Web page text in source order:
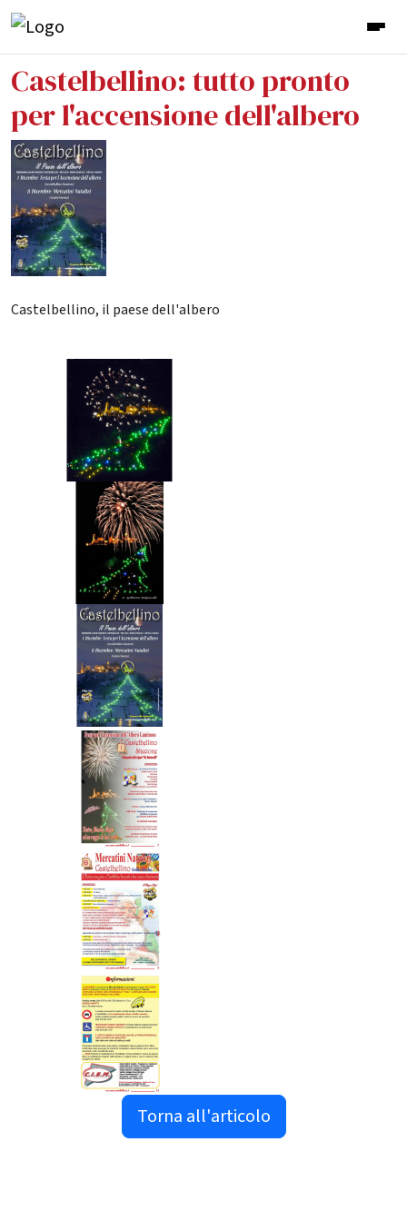
Castelbellino: tutto pronto
per l'accensione dell'albero
Castelbellino, il paese dell'albero
Torna all'articolo